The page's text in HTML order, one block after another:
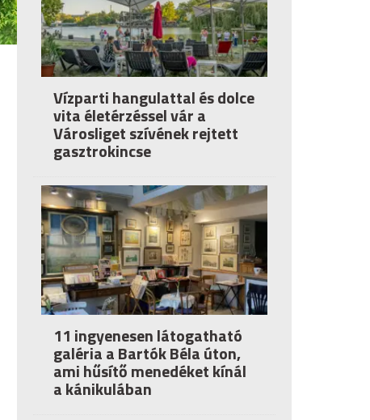
Vízparti hangulattal és dolce
vita életérzéssel vár a
Városliget szívének rejtett
gasztrokincse
11 ingyenesen látogatható
galéria a Bartók Béla úton,
ami hűsítő menedéket kínál
a kánikulában